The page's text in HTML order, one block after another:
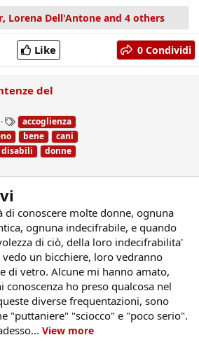
, Lorena Dell'Antone and 4 others
Like 0 Condividi
del
T
a
g
s
accoglienza
bene
cani
disabili
donne
di conoscere molte donne, ognuna
ognuna indecifrabile, e quando
di ciò, della loro indecifrabilita'
un bicchiere, loro vedranno
di vetro. Alcune mi hanno amato,
conoscenza ho preso qualcosa nel
diverse frequentazioni, sono
"puttaniere" "sciocco" e "poco serio".
View more